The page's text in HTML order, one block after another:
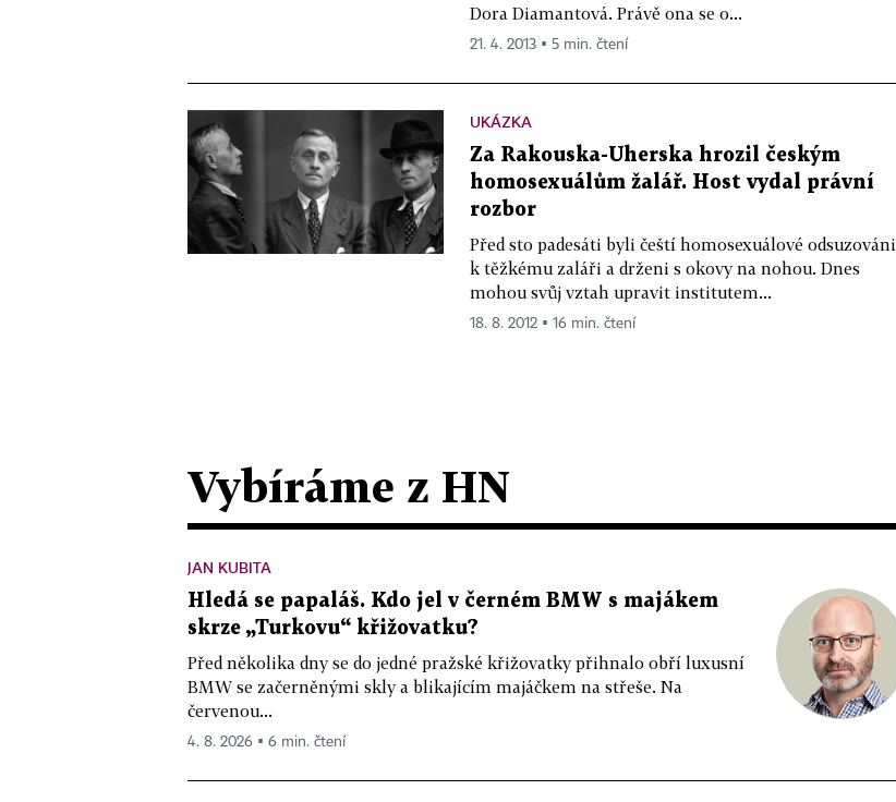
Dora Diamantová. Právě ona se o...
21. 4. 2013 ▪ 5 min. čtení
UKÁZKA
Za Rakouska-Uherska hrozil českým
homosexuálům žalář. Host vydal právní
rozbor
Před sto padesáti byli čeští homosexuálové odsuzováni
k těžkému zaláři a drženi s okovy na nohou. Dnes
mohou svůj vztah upravit institutem...
18. 8. 2012 ▪ 16 min. čtení
Vybíráme z HN
JAN KUBITA
Hledá se papaláš. Kdo jel v černém BMW s majákem
skrze „Turkovu“ křižovatku?
Před několika dny se do jedné pražské křižovatky přihnalo obří luxusní
BMW se začerněnými skly a blikajícím majáčkem na střeše. Na
červenou...
4. 8. 2026 ▪ 6 min. čtení